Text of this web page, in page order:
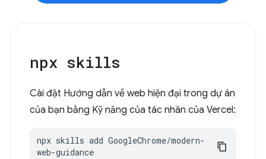
npx skills
Cài đặt Hướng dẫn về web hiện đại trong dự án
của bạn bằng Kỹ năng của tác nhân của Vercel:
npx skills add GoogleChrome/modern-
web-guidance